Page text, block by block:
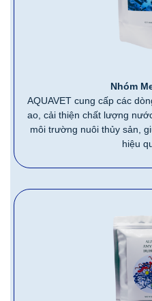
Nhóm
AQUAVET cung cấp các
ao, cải thiện chất lượng
môi trường nuôi thủy sản,
hiệu